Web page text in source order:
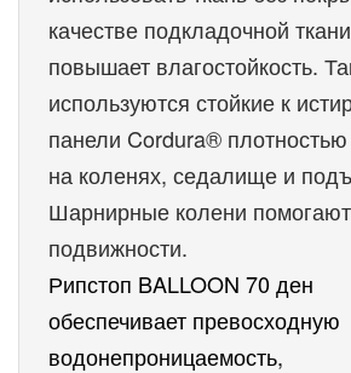
качестве подкладочной
повышает влагостойкость.
используются стойкие к
панели Cordura®
на коленях, седалище и
Шарнирные колени
подвижности.
Рипстоп BALLOON 70 ден
обеспечивает превосходную
водонепроницаемость,